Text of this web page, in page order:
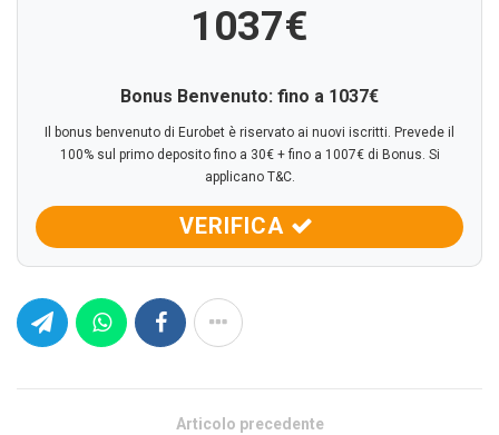
1037€
Bonus Benvenuto: fino a 1037€
Il bonus benvenuto di Eurobet è riservato ai nuovi iscritti. Prevede il
100% sul primo deposito fino a 30€ + fino a 1007€ di Bonus. Si
applicano T&C.
VERIFICA
Articolo precedente